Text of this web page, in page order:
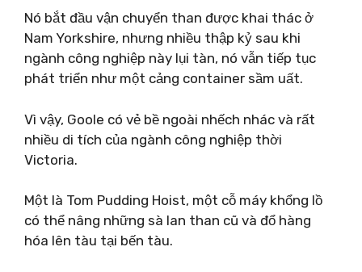
Nó bắt đầu vận chuyển than được khai thác ở
Nam Yorkshire, nhưng nhiều thập kỷ sau khi
ngành công nghiệp này lụi tàn, nó vẫn tiếp tục
phát triển như một cảng container sầm uất.
Vì vậy, Goole có vẻ bề ngoài nhếch nhác và rất
nhiều di tích của ngành công nghiệp thời
Victoria.
Một là Tom Pudding Hoist, một cỗ máy khổng lồ
có thể nâng những sà lan than cũ và đổ hàng
hóa lên tàu tại bến tàu.